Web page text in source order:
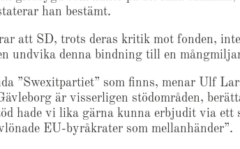
han bestämt.
att SD, trots deras kritik mot fonden,
undvika denna bindning till en
”Swexitpartiet” som finns, menar Ulf
är visserligen stödområden,
hade vi lika gärna kunna erbjudit via ett
EU-byråkrater som mellanhänder”.